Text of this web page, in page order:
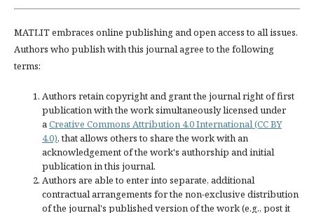
MATLIT embraces online publishing and open access to all issues.
Authors who publish with this journal agree to the following
terms:
Authors retain copyright and grant the journal right of first
publication with the work simultaneously licensed under
a Creative Commons Attribution 4.0 International (CC BY
4.0), that allows others to share the work with an
acknowledgement of the work's authorship and initial
publication in this journal.
Authors are able to enter into separate, additional
contractual arrangements for the non-exclusive distribution
of the journal's published version of the work (e.g., post it